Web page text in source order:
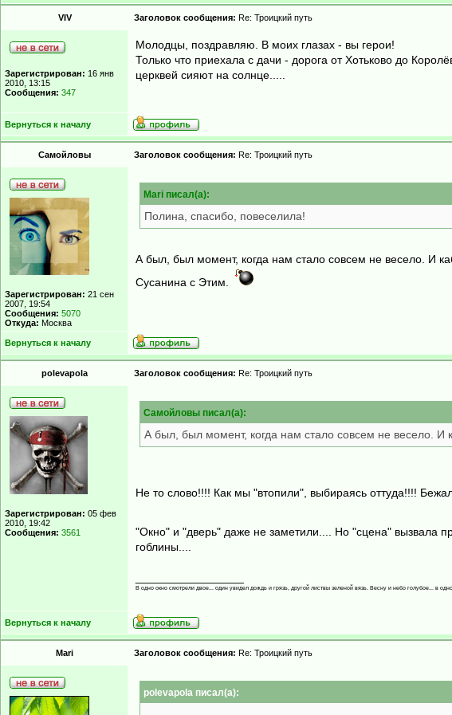
VIV Заголовок сообщения: Re: Троицкий путь
Зарегистрирован: 16 янв
2010, 13:15
Сообщения: 347
Молодцы, поздравляю. В моих глазах - вы герои!
Только что приехала с дачи - дорога от Хотьково до
церквей сияют на солнце.....
Вернуться к началу
Самойловы Заголовок сообщения: Re: Троицкий путь
Зарегистрирован: 21 сен
2007, 19:54
Сообщения: 5070
Откуда: Москва
Mari писал(а):
Полина, спасибо, повеселила!
А был, был момент, когда нам стало совсем не весело. И
Сусанина с Этим.
Вернуться к началу
polevapola Заголовок сообщения: Re: Троицкий путь
Зарегистрирован: 05 фев
2010, 19:42
Сообщения: 3561
Самойловы писал(а):
А был, был момент, когда нам стало совсем не весело. И
Не то слово!!!! Как мы "втопили", выбираясь оттуда!!!!
"Окно" и "дверь" даже не заметили.... Но "сцена" вызвала
гоблины....
В одно окно смотрели двое... один увидел дождь и грязь, другой листвы зеленой вязь. Весну и небо голубое... в
Вернуться к началу
Mari Заголовок сообщения: Re: Троицкий путь
polevapola писал(а):